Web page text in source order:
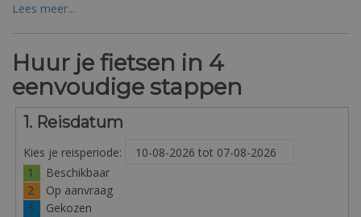
Lees meer...
Huur je fietsen in 4
eenvoudige stappen
1. Reisdatum
Kies je reisperiode:
1
Beschikbaar
2
Op aanvraag
3
Gekozen